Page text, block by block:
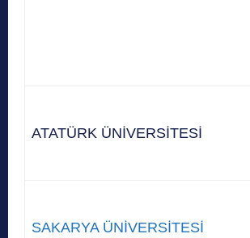
ATATÜRK ÜNİVERSİTESİ
SAKARYA ÜNİVERSİTESİ